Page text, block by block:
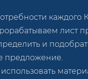
каждого
лист
и
предложение.